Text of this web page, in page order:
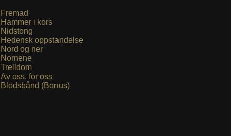
Fremad
Hammer i kors
Nidstong
Hedensk oppstandelse
Nord og ner
Nornene
Trelldom
Av oss, for oss
Blodsbånd (Bonus)